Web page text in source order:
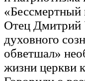
«Бессмертный
Отец Дмитрий
духовного
обветшал»
жизни церкви